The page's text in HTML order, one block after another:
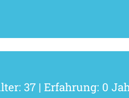
37 | Erfahrung: 0